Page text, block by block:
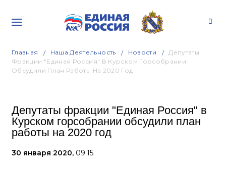
Главная Наша Деятельность Новости
Депутаты
Фракции "Единая Россия" В Курском Горсобрании
Обсудили План Работы На 2020 Год
Депутаты фракции "Единая Россия" в
Курском горсобрании обсудили план
работы на 2020 год
30 января 2020, 09:15